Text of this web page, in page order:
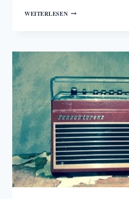
WEITERLESENPRESSERAT
NEUEM